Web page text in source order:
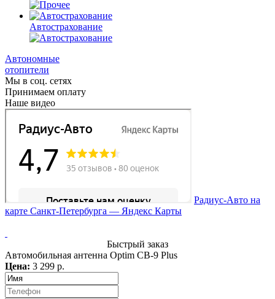
Автострахование
Автономные
отопители
Мы в соц. сетях
Принимаем оплату
Наше видео
Радиус-Авто на
карте Санкт‑Петербурга — Яндекс Карты
Быстрый заказ
Автомобильная антенна Optim CB-9 Plus
Цена: 3 299 р.